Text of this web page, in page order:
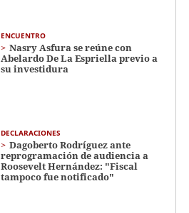
ENCUENTRO
Nasry Asfura se reúne con
Abelardo De La Espriella previo a
su investidura
DECLARACIONES
Dagoberto Rodríguez ante
reprogramación de audiencia a
Roosevelt Hernández: "Fiscal
tampoco fue notificado"